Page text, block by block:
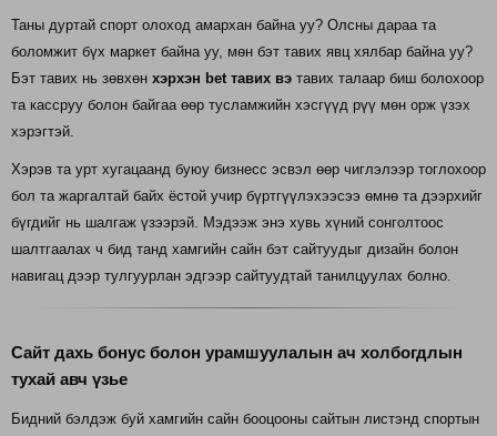
Таны дуртай спорт олоход амархан байна уу? Олсны дараа та
боломжит бүх маркет байна уу, мөн бэт тавих явц хялбар байна уу?
Бэт тавих нь зөвхөн хэрхэн bet тавих вэ тавих талаар биш болохоор
та кассруу болон байгаа өөр тусламжийн хэсгүүд рүү мөн орж үзэх
хэрэгтэй.
Хэрэв та урт хугацаанд буюу бизнесс эсвэл өөр чиглэлээр тоглохоор
бол та жаргалтай байх ёстой учир бүртгүүлэхээсээ өмнө та дээрхийг
бүгдийг нь шалгаж үзээрэй. Мэдээж энэ хувь хүний сонголтоос
шалтгаалах ч бид танд хамгийн сайн бэт сайтуудыг дизайн болон
навигац дээр тулгуурлан эдгээр сайтуудтай танилцуулах болно.
Сайт дахь бонус болон урамшуулалын ач холбогдлын
тухай авч үзье
Бидний бэлдэж буй хамгийн сайн бооцооны сайтын листэнд спортын